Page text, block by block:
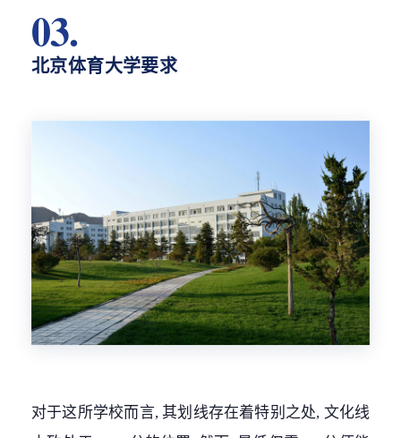
03.
北京体育大学要求
对于这所学校而言, 其划线存在着特别之处, 文化线